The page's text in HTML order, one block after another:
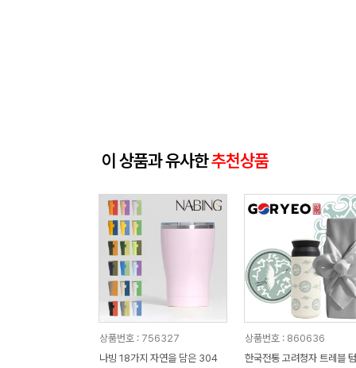
이 상품과 유사한추천상품
상품번호 : 756327
나빙 18가지 자연을 담은 304
상품번호 : 860636
한국전통 고려청자 트레블